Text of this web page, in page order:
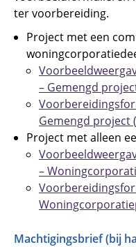
ter voorbereiding.
Project met een
– Gemengd
Gemengd project
Project met alleen
–
Machtigingsbrief (bij